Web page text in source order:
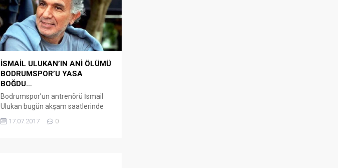
yasama döneme girmesiyle birlikte
milletvekillerinin Ankara mesaisi
yeniden yoğun biçimde başladı.
Adalet ve Kalkınma Partisi Muğla
Milletvekili M....
İSMAİL ULUKAN’IN ANİ ÖLÜMÜ
BODRUMSPOR’U YASA
BOĞDU…
Bodrumspor’un antrenörü İsmail
Ulukan bugün akşam saatlerinde
bulduğu ölüm sonrası Ulukan’ın
17.07.2017 0